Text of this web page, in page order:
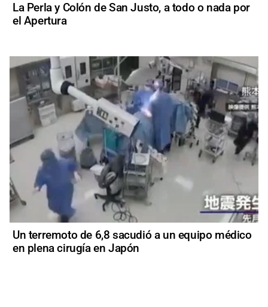
La Perla y Colón de San Justo, a todo o nada por
el Apertura
Un terremoto de 6,8 sacudió a un equipo médico
en plena cirugía en Japón